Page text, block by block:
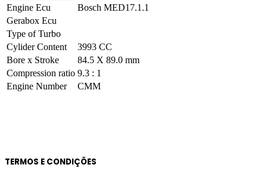
Engine Ecu
Bosch MED17.1.1
Gerabox Ecu
Type of Turbo
Cylider Content
3993 CC
Bore x Stroke
84.5 X 89.0 mm
Compression ratio 9.3 : 1
Engine Number
CMM
TERMOS E CONDIÇÕES